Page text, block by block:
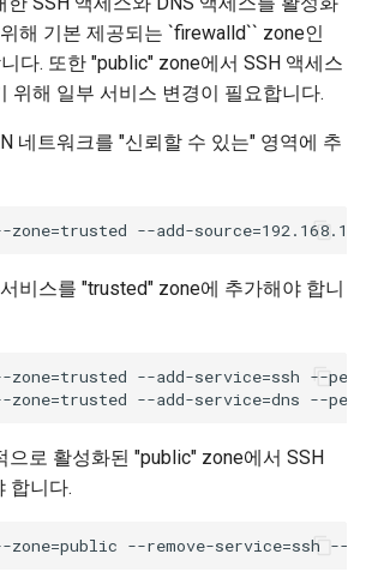
해 기본 제공되는 `firewalld`` zone인
다. 또한 "public" zone에서 SSH 액세스
위해 일부 서비스 변경이 필요합니다.
네트워크를 "신뢰할 수 있는" 영역에 추
비스를 "trusted" zone에 추가해야 합니
--add-service=ssh --
으로 활성화된 "public" zone에서 SSH
합니다.